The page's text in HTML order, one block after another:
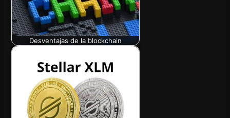
Desventajas de la blockchain